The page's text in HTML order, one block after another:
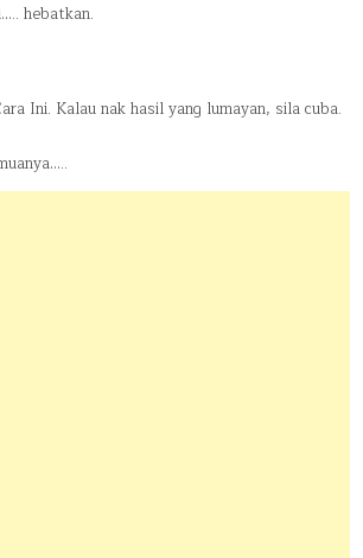
hebatkan.
Ini. Kalau nak hasil yang lumayan, sila cuba.